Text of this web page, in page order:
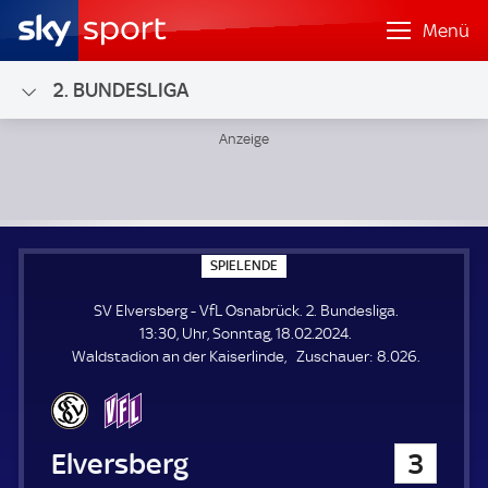
Menü
2. BUNDESLIGA
SPIELENDE
P
E
L
E
N
SV Elversberg - VfL Osnabrück. 2. Bundesliga.
13:30, Uhr, Sonntag, 18.02.2024.
Waldstadion an der Kaiserlinde
Zuschauer: Z
8.026.
SV Elversberg 3